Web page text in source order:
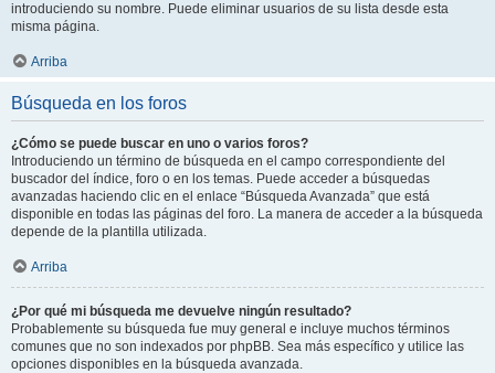
introduciendo su nombre. Puede eliminar usuarios de su lista desde esta
misma página.
Arriba
Búsqueda en los foros
¿Cómo se puede buscar en uno o varios foros?
Introduciendo un término de búsqueda en el campo correspondiente del
buscador del índice, foro o en los temas. Puede acceder a búsquedas
avanzadas haciendo clic en el enlace “Búsqueda Avanzada” que está
disponible en todas las páginas del foro. La manera de acceder a la búsqueda
depende de la plantilla utilizada.
Arriba
¿Por qué mi búsqueda me devuelve ningún resultado?
Probablemente su búsqueda fue muy general e incluye muchos términos
comunes que no son indexados por phpBB. Sea más específico y utilice las
opciones disponibles en la búsqueda avanzada.